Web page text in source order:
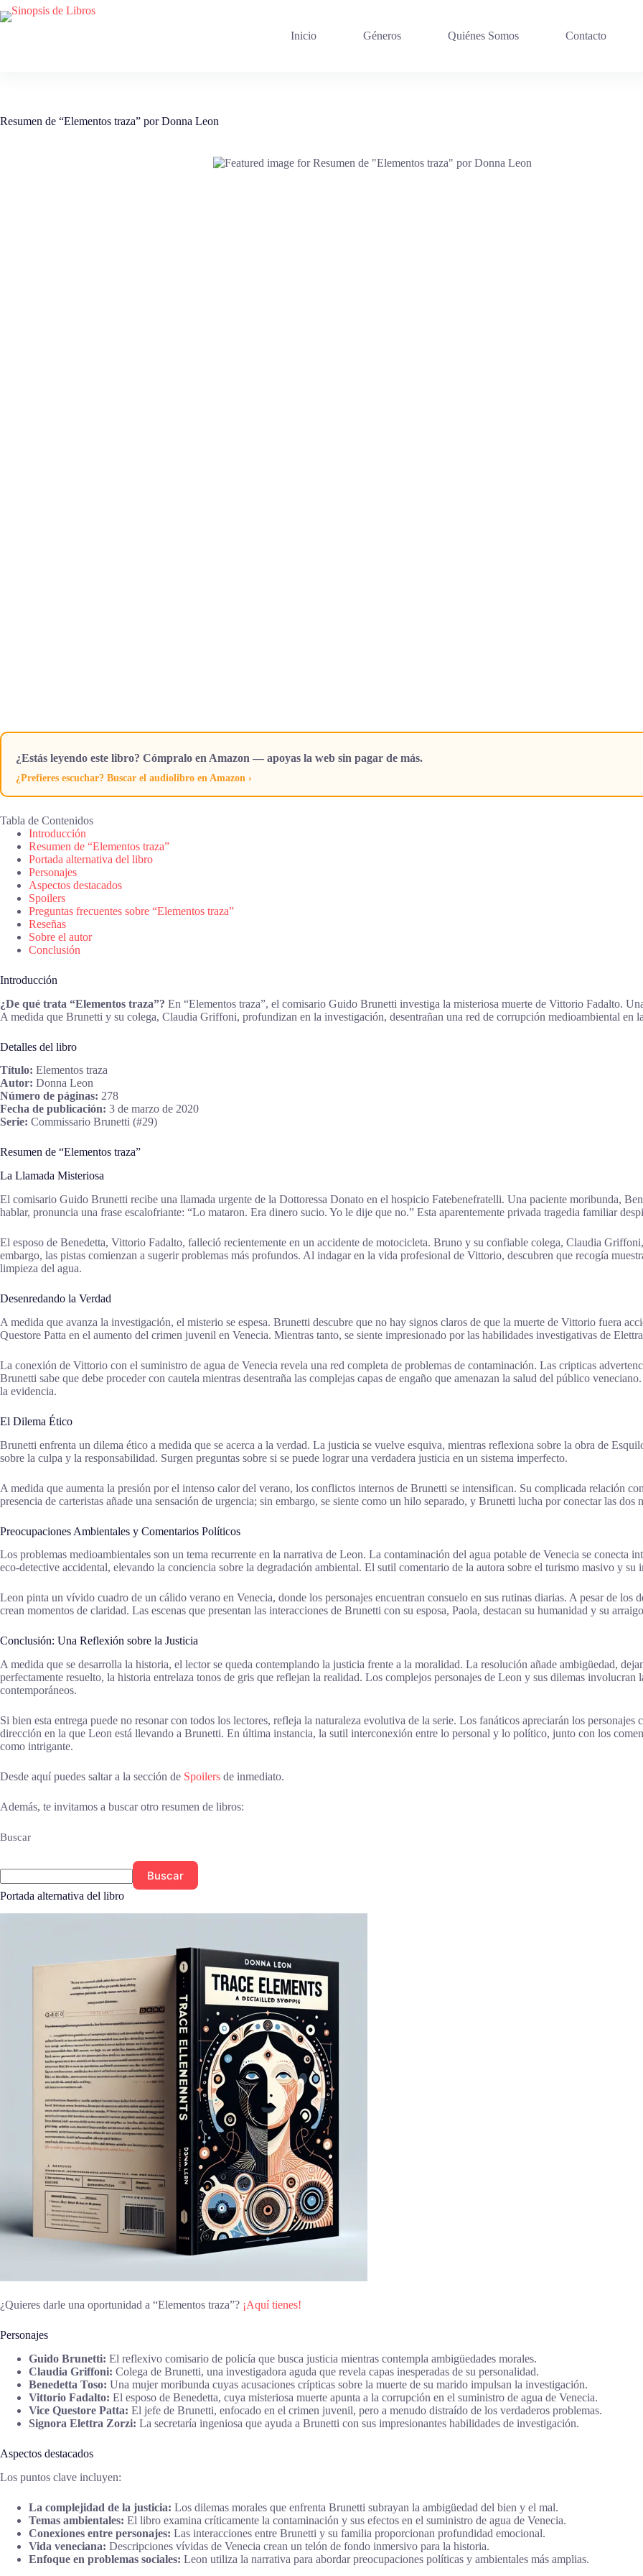
Saltar
al
Inicio Géneros Quiénes Somos Contacto
Resumen de “Elementos traza” por Donna Leon
¿Estás leyendo este libro? Cómpralo en Amazon — apoyas la web sin pagar de más.
¿Prefieres escuchar? Buscar el audiolibro en Amazon ›
Tabla de Contenidos
Introducción
Resumen de “Elementos traza”
Portada alternativa del libro
Personajes
Aspectos destacados
Spoilers
Preguntas frecuentes sobre “Elementos traza”
Reseñas
Sobre el autor
Conclusión
Introducción
¿De qué trata “Elementos traza”? En “Elementos traza”, el comisario Guido Brunetti investiga la misteriosa muerte de Vittorio Fadalto.
A medida que Brunetti y su colega, Claudia Griffoni, profundizan en la investigación, desentrañan una red de corrupción medioambiental en
Detalles del libro
Título: Elementos traza
Autor: Donna Leon
Número de páginas: 278
Fecha de publicación: 3 de marzo de 2020
Serie: Commissario Brunetti (#29)
Resumen de “Elementos traza”
La Llamada Misteriosa
El comisario Guido Brunetti recibe una llamada urgente de la Dottoressa Donato en el hospicio Fatebenefratelli. Una paciente moribunda,
hablar, pronuncia una frase escalofriante: “Lo mataron. Era dinero sucio. Yo le dije que no.” Esta aparentemente privada tragedia familiar
El esposo de Benedetta, Vittorio Fadalto, falleció recientemente en un accidente de motocicleta. Bruno y su confiable colega, Claudia
embargo, las pistas comienzan a sugerir problemas más profundos. Al indagar en la vida profesional de Vittorio, descubren que recogía
limpieza del agua.
Desenredando la Verdad
A medida que avanza la investigación, el misterio se espesa. Brunetti descubre que no hay signos claros de que la muerte de Vittorio fuera
Questore Patta en el aumento del crimen juvenil en Venecia. Mientras tanto, se siente impresionado por las habilidades investigativas de
La conexión de Vittorio con el suministro de agua de Venecia revela una red completa de problemas de contaminación. Las cripticas
Brunetti sabe que debe proceder con cautela mientras desentraña las complejas capas de engaño que amenazan la salud del público
la evidencia.
El Dilema Ético
Brunetti enfrenta un dilema ético a medida que se acerca a la verdad. La justicia se vuelve esquiva, mientras reflexiona sobre la obra de
sobre la culpa y la responsabilidad. Surgen preguntas sobre si se puede lograr una verdadera justicia en un sistema imperfecto.
A medida que aumenta la presión por el intenso calor del verano, los conflictos internos de Brunetti se intensifican. Su complicada relación
presencia de carteristas añade una sensación de urgencia; sin embargo, se siente como un hilo separado, y Brunetti lucha por conectar las dos
Preocupaciones Ambientales y Comentarios Políticos
Los problemas medioambientales son un tema recurrente en la narrativa de Leon. La contaminación del agua potable de Venecia se conecta
eco-detective accidental, elevando la conciencia sobre la degradación ambiental. El sutil comentario de la autora sobre el turismo masivo y su
Leon pinta un vívido cuadro de un cálido verano en Venecia, donde los personajes encuentran consuelo en sus rutinas diarias. A pesar de
crean momentos de claridad. Las escenas que presentan las interacciones de Brunetti con su esposa, Paola, destacan su humanidad y su
Conclusión: Una Reflexión sobre la Justicia
A medida que se desarrolla la historia, el lector se queda contemplando la justicia frente a la moralidad. La resolución añade ambigüedad,
perfectamente resuelto, la historia entrelaza tonos de gris que reflejan la realidad. Los complejos personajes de Leon y sus dilemas
contemporáneos.
Si bien esta entrega puede no resonar con todos los lectores, refleja la naturaleza evolutiva de la serie. Los fanáticos apreciarán los
dirección en la que Leon está llevando a Brunetti. En última instancia, la sutil interconexión entre lo personal y lo político, junto con los
como intrigante.
Desde aquí puedes saltar a la sección de Spoilers de inmediato.
Además, te invitamos a buscar otro resumen de libros:
Buscar
Buscar
Portada alternativa del libro
¿Quieres darle una oportunidad a “Elementos traza”? ¡Aquí tienes!
Personajes
Guido Brunetti: El reflexivo comisario de policía que busca justicia mientras contempla ambigüedades morales.
Claudia Griffoni: Colega de Brunetti, una investigadora aguda que revela capas inesperadas de su personalidad.
Benedetta Toso: Una mujer moribunda cuyas acusaciones crípticas sobre la muerte de su marido impulsan la investigación.
Vittorio Fadalto: El esposo de Benedetta, cuya misteriosa muerte apunta a la corrupción en el suministro de agua de Venecia.
Vice Questore Patta: El jefe de Brunetti, enfocado en el crimen juvenil, pero a menudo distraído de los verdaderos problemas.
Signora Elettra Zorzi: La secretaría ingeniosa que ayuda a Brunetti con sus impresionantes habilidades de investigación.
Aspectos destacados
Los puntos clave incluyen:
La complejidad de la justicia: Los dilemas morales que enfrenta Brunetti subrayan la ambigüedad del bien y el mal.
Temas ambientales: El libro examina críticamente la contaminación y sus efectos en el suministro de agua de Venecia.
Conexiones entre personajes: Las interacciones entre Brunetti y su familia proporcionan profundidad emocional.
Vida veneciana: Descripciones vívidas de Venecia crean un telón de fondo inmersivo para la historia.
Enfoque en problemas sociales: Leon utiliza la narrativa para abordar preocupaciones políticas y ambientales más amplias.